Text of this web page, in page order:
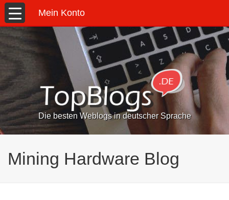
Mein Konto
Die besten Weblogs in deutscher Sprache
Mining Hardware Blog